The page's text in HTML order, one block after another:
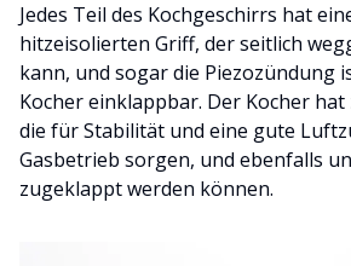
Jedes Teil des Kochgeschirrs hat
hitzeisolierten Griff, der seitlich
kann, und sogar die Piezozündung
Kocher einklappbar. Der Kocher hat
die für Stabilität und eine gute
Gasbetrieb sorgen, und ebenfalls
zugeklappt werden können.